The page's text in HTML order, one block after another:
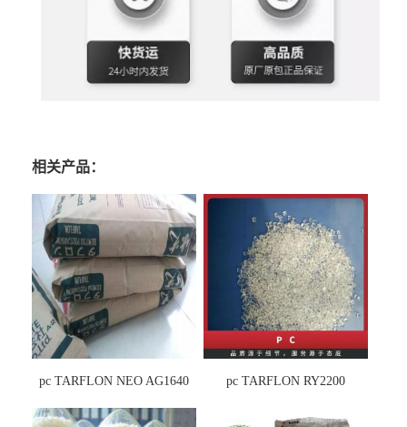
相关产品：
pc TARFLON NEO AG1640 pc TARFLON RY2200